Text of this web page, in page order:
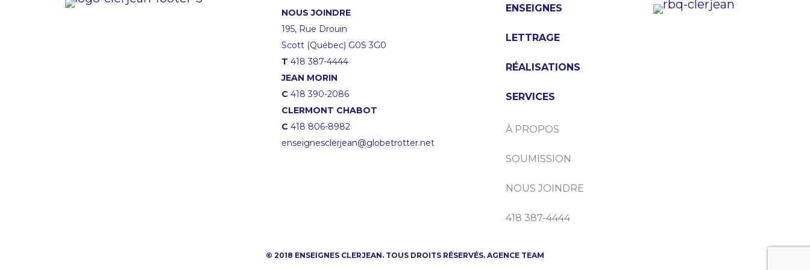
NOUS JOINDRE
195, Rue Drouin
Scott (Québec) G0S 3G0
T 418 387-4444
JEAN MORIN
C 418 390-2086
CLERMONT CHABOT
C 418 806-8982
enseignesclerjean@globetrotter.net
ENSEIGNES
LETTRAGE
RÉALISATIONS
SERVICES
À PROPOS
SOUMISSION
NOUS JOINDRE
418 387-4444
© 2018 ENSEIGNES CLERJEAN. TOUS DROITS RÉSERVÉS. AGENCE TEAM